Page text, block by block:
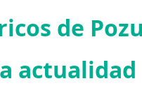
de
actualidad